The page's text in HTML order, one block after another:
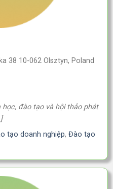
38 10-062 Olsztyn, Poland
học, đào tạo và hội thảo phát
tạo doanh nghiệp, Đào tạo